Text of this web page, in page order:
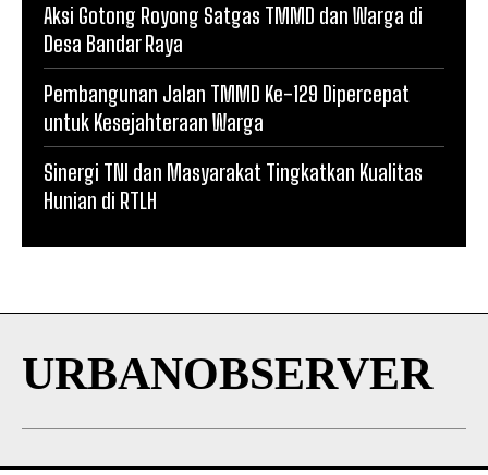
Aksi Gotong Royong Satgas TMMD dan Warga di
Desa Bandar Raya
Pembangunan Jalan TMMD Ke-129 Dipercepat
untuk Kesejahteraan Warga
Sinergi TNI dan Masyarakat Tingkatkan Kualitas
Hunian di RTLH
URBANOBSERVER